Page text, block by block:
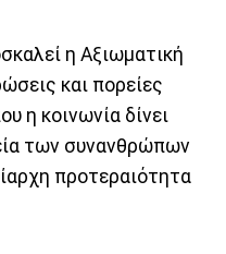
η Αξιωματική
και πορείες
η κοινωνία δίνει
των συνανθρώπων
προτεραιότητα